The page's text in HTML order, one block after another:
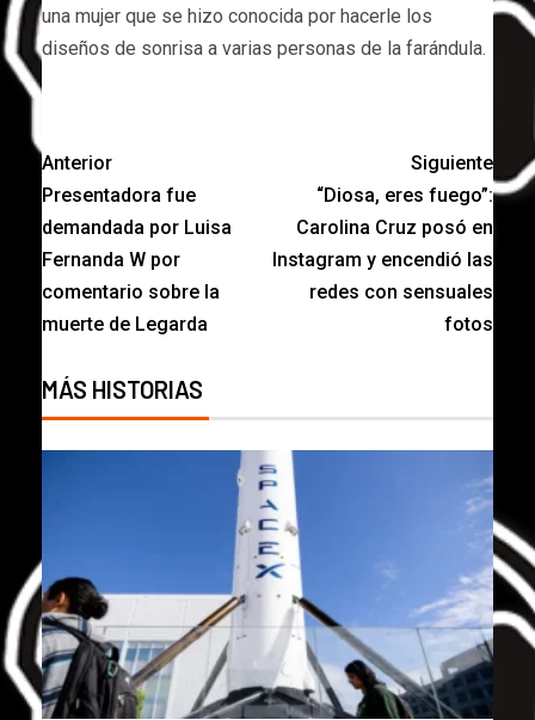
una mujer que se hizo conocida por hacerle los
diseños de sonrisa a varias personas de la farándula.
Anterior
Presentadora fue
demandada por Luisa
Fernanda W por
comentario sobre la
muerte de Legarda
Siguiente
“Diosa, eres fuego”:
Carolina Cruz posó en
Instagram y encendió las
redes con sensuales
fotos
MÁS HISTORIAS